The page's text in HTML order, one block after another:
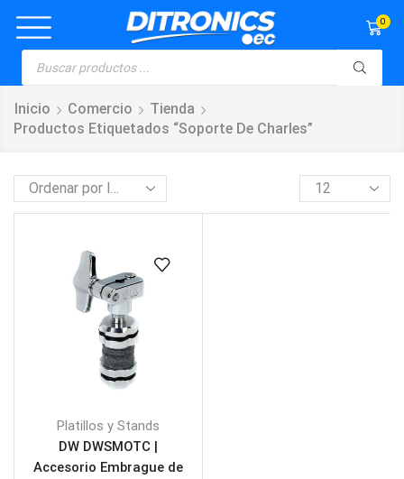
0
Inicio Comercio
Tienda
Productos Etiquetados “soporte De Charles”
Platillos y Stands
DW DWSMOTC |
Accesorio Embrague de